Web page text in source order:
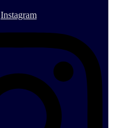
Instagram